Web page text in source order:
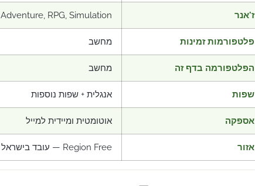
ז'אנר Adventure, RPG, Simulation
פלטפורמות זמינות מחשב
הפלטפורמה בדף זה מחשב
שפות אנגלית + שפות נוספות
אספקה אוטומטית ומיידית למייל
אזור Region Free — עובד בישראל ובכל העולם